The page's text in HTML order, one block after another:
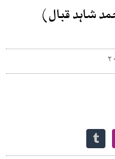
شاہد قبال)